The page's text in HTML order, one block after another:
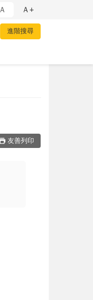
Ａ Ａ+
友善列印